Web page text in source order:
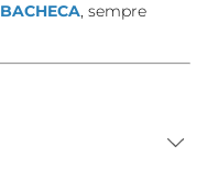
BACHECA, sempre